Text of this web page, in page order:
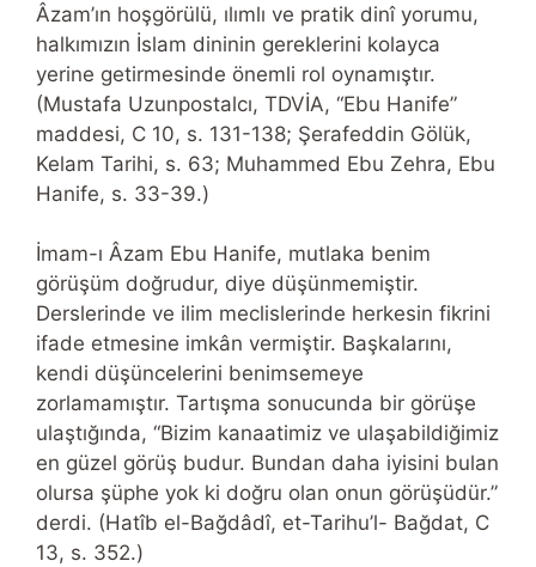
Âzam’ın hoşgörülü, ılımlı ve pratik dinî yorumu,
halkımızın İslam dininin gereklerini kolayca
yerine getirmesinde önemli rol oynamıştır.
(Mustafa Uzunpostalcı, TDVİA, “Ebu Hanife”
maddesi, C 10, s. 131-138; Şerafeddin Gölük,
Kelam Tarihi, s. 63; Muhammed Ebu Zehra, Ebu
Hanife, s. 33-39.)
İmam-ı Âzam Ebu Hanife, mutlaka benim
görüşüm doğrudur, diye düşünmemiştir.
Derslerinde ve ilim meclislerinde herkesin fikrini
ifade etmesine imkân vermiştir. Başkalarını,
kendi düşüncelerini benimsemeye
zorlamamıştır. Tartışma sonucunda bir görüşe
ulaştığında, “Bizim kanaatimiz ve ulaşabildiğimiz
en güzel görüş budur. Bundan daha iyisini bulan
olursa şüphe yok ki doğru olan onun görüşüdür.”
derdi. (Hatîb el-Bağdâdî, et-Tarihu’l- Bağdat, C
13, s. 352.)